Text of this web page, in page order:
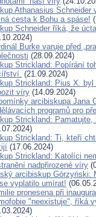
Athanasius
cesta k Bohu a spáse!
Schneider říká, že
Burke varuje před
(28.09.2024)
Strickland: Popírání
(21.09.2024)
Strickland: Pius X.
víry (14.09.2024)
arcibiskupa Jana
programů pro
Strickland:
Strickland: Ti, kteří
(17.06.2024)
Strickland: Katolíci
nadpřirozené víry
arcibiskup Górzyński:
vyplatilo umírat!
pronesena při
"neexistuje", říká